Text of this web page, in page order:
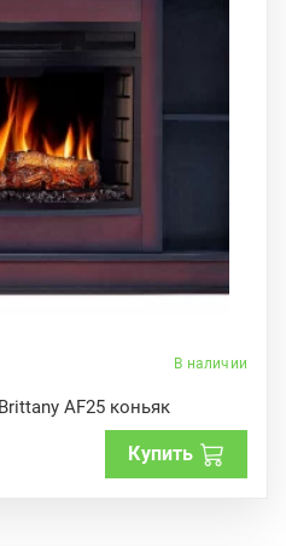
В наличии
AF25 коньяк
Купить